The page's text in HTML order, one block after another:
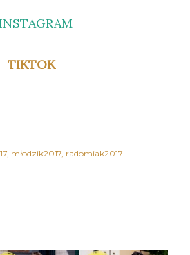
TIKTOK
młodzik2017 radomiak2017